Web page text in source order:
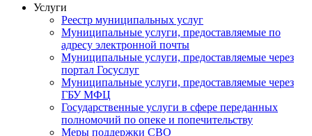
Услуги
Реестр муниципальных услуг
Муниципальные услуги, предоставляемые по
адресу электронной почты
Муниципальные услуги, предоставляемые через
портал Госуслуг
Муниципальные услуги, предоставляемые через
ГБУ МФЦ
Государственные услуги в сфере переданных
полномочий по опеке и попечительству
Меры поддержки СВО